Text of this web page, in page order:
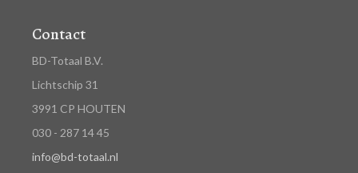
Contact
BD-Totaal B.V.
Lichtschip 31
3991 CP HOUTEN
030 - 287 14 45
info@bd-totaal.nl